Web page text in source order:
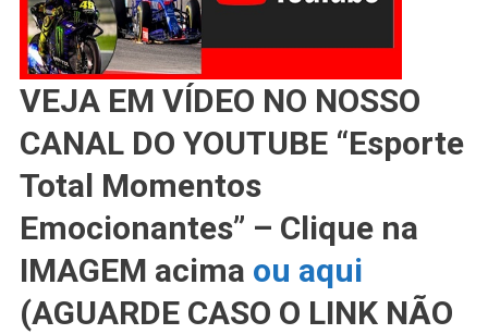
VEJA EM VÍDEO NO NOSSO
CANAL DO YOUTUBE “Esporte
Total Momentos
Emocionantes” – Clique na
IMAGEM acima ou aqui
(AGUARDE CASO O LINK NÃO